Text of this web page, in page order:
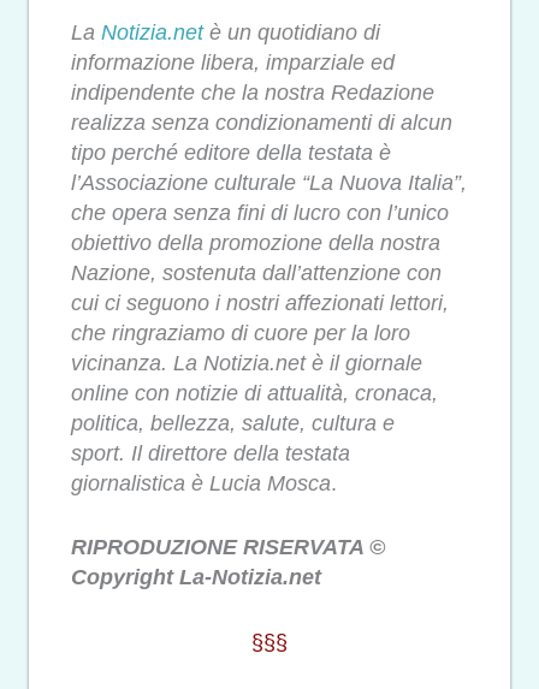
La Notizia.netè un quotidiano di
informazione libera, imparziale ed
indipendente che la nostra Redazione
realizza senza condizionamenti di alcun
tipo perché editore della testata è
l’Associazione culturale “La Nuova Italia”,
che opera senza fini di lucro con l’unico
obiettivo della promozione della nostra
Nazione, sostenuta dall’attenzione con
cui ci seguono i nostri affezionati lettori,
che ringraziamo di cuore per la loro
vicinanza. La Notizia.net è il giornale
online con notizie di attualità, cronaca,
politica, bellezza, salute, cultura e
sport. Il direttore della testata
giornalistica è Lucia Mosca.
RIPRODUZIONE RISERVATA ©
Copyright La-Notizia.net
§§§